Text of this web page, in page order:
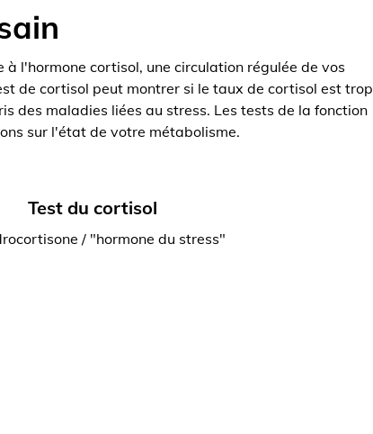
à l'hormone cortisol, une circulation régulée de vos
de cortisol peut montrer si le taux de cortisol est trop
des maladies liées au stress. Les tests de la fonction
sur l'état de votre métabolisme.
Test du cortisol
/ "hormone du stress"